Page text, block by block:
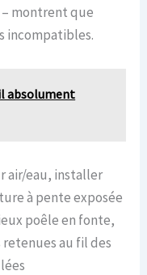
– montrent que
incompatibles.
absolument
air/eau, installer
à pente exposée
poêle en fonte,
au fil des